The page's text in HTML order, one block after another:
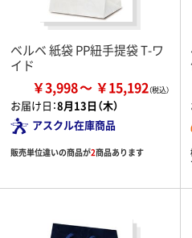
ベルベ 紙袋 PP紐手提袋 T-ワ
イド
￥3,998 ￥15,192
お届け日：8月13日（木）
アスクル在庫商品
販売単位違いの商品が2商品あります